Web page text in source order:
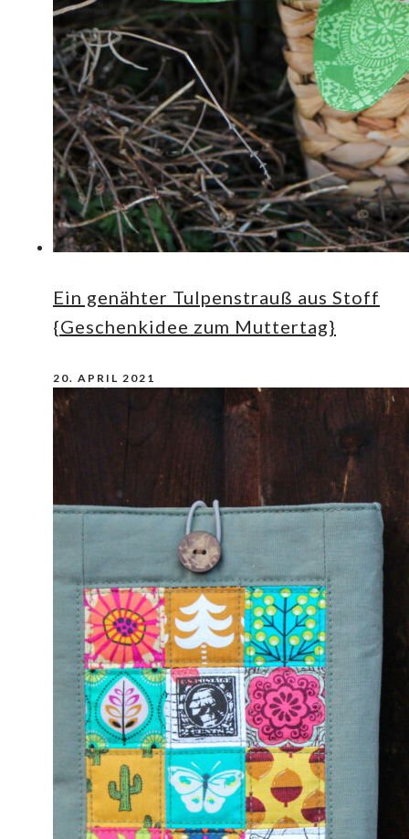
Ein genähter Tulpenstrauß aus Stoff
{Geschenkidee zum Muttertag}
20. APRIL 2021